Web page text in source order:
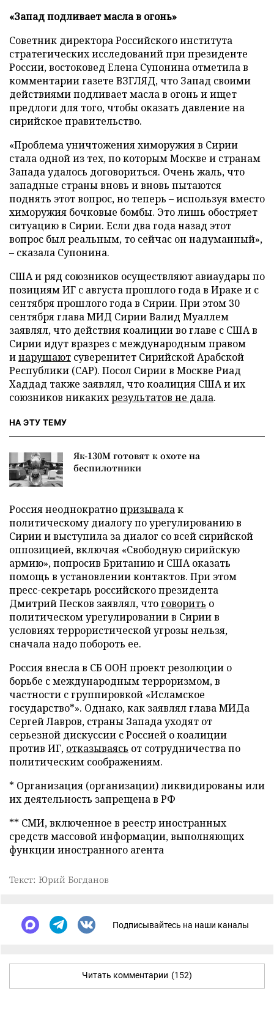
«Запад подливает масла в огонь»
Советник директора Российского института
стратегических исследований при президенте
России, востоковед Елена Супонина отметила в
комментарии газете ВЗГЛЯД, что Запад своими
действиями подливает масла в огонь и ищет
предлоги для того, чтобы оказать давление на
сирийское правительство.
«Проблема уничтожения химоружия в Сирии
стала одной из тех, по которым Москве и странам
Запада удалось договориться. Очень жаль, что
западные страны вновь и вновь пытаются
поднять этот вопрос, но теперь – используя вместо
химоружия бочковые бомбы. Это лишь обостряет
ситуацию в Сирии. Если два года назад этот
вопрос был реальным, то сейчас он надуманный»,
– сказала Супонина.
США и ряд союзников осуществляют авиаудары по
позициям ИГ с августа прошлого года в Ираке и с
сентября прошлого года в Сирии. При этом 30
сентября глава МИД Сирии Валид Муаллем
заявлял, что действия коалиции во главе с США в
Сирии идут вразрез с международным правом
инарушают суверенитет Сирийской Арабской
Республики (САР). Посол Сирии в Москве Риад
Хаддад также заявлял, что коалиция США и их
союзников никакихрезультатов не дала.
НА ЭТУ ТЕМУ
Як-130М готовят к охоте на
беспилотники
Россия неоднократнопризывалак
политическому диалогу по урегулированию в
Сирии и выступила за диалог со всей сирийской
оппозицией, включая «Свободную сирийскую
армию», попросив Британию и США оказать
помощь в установлении контактов. При этом
пресс-секретарь российского президента
Дмитрий Песков заявлял, чтоговорить о
политическом урегулировании в Сирии в
условиях террористической угрозы нельзя,
сначала надо побороть ее.
Россия внесла в СБ ООН проект резолюции о
борьбе с международным терроризмом, в
частности с группировкой «Исламское
государство*». Однако, как заявлял глава МИДа
Сергей Лавров, страны Запада уходят от
серьезной дискуссии с Россией о коалиции
против ИГ, отказываясь от сотрудничества по
политическим соображениям.
* Организация (организации) ликвидированы или
их деятельность запрещена в РФ
** СМИ, включенное в реестр иностранных
средств массовой информации, выполняющих
функции иностранного агента
Текст: Юрий Богданов
Подписывайтесь на наши каналы
Читать комментарии (152)